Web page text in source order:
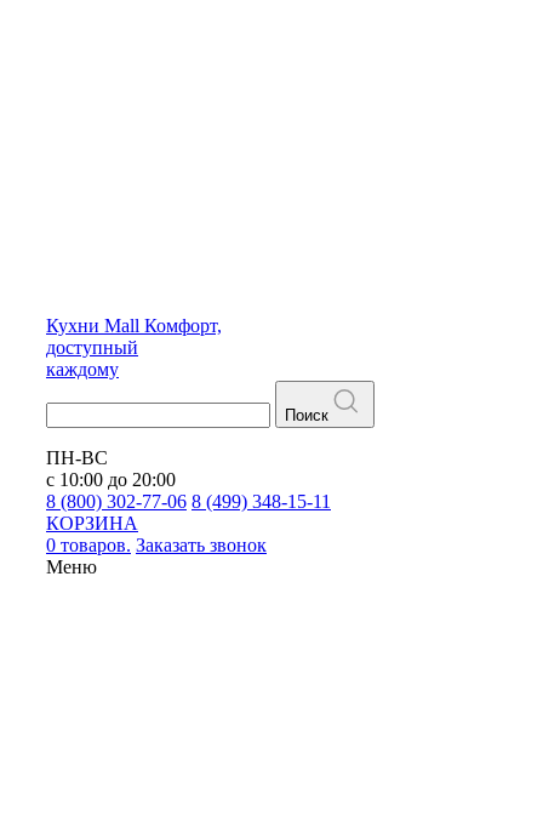
Кухни Mall Комфорт,
доступный
каждому
Поиск
ПН-ВС
с 10:00 до 20:00
8 (800) 302-77-06 8 (499) 348-15-11
КОРЗИНА
0 товаров. Заказать звонок
Меню